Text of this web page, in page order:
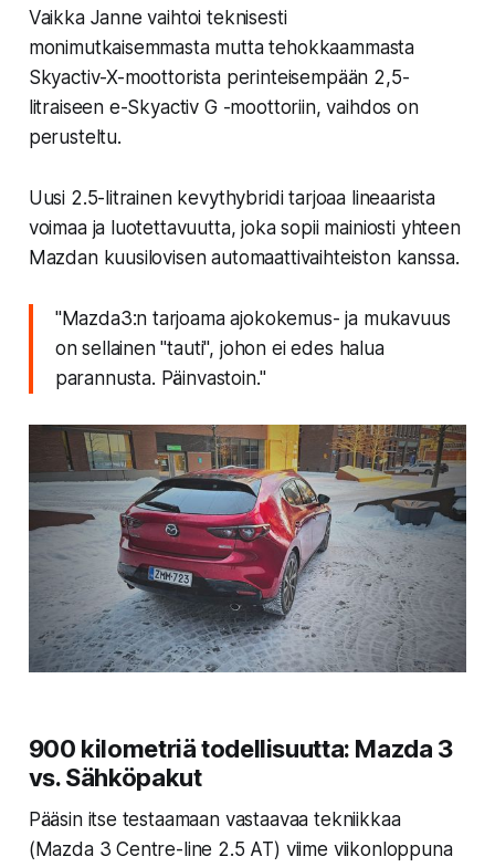
Vaikka Janne vaihtoi teknisesti
monimutkaisemmasta mutta tehokkaammasta
Skyactiv-X-moottorista perinteisempään 2,5-
litraiseen e-Skyactiv G-moottoriin, vaihdos on
perusteltu.
Uusi 2.5-litrainen kevythybridi tarjoaa lineaarista
voimaa ja luotettavuutta, joka sopii mainiosti yhteen
Mazdan kuusilovisen automaattivaihteiston kanssa.
"Mazda3:n tarjoama ajokokemus- ja mukavuus
on sellainen "tauti", johon ei edes halua
parannusta. Päinvastoin."
900 kilometriä todellisuutta: Mazda 3
vs. Sähköpakut
Pääsin itse testaamaan vastaavaa tekniikkaa
(Mazda 3 Centre-line 2.5 AT) viime viikonloppuna